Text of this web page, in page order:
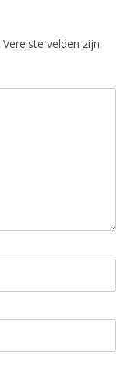
Vereiste velden zijn